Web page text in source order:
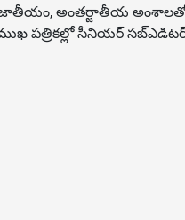
అంత‌ర్జాతీయ
ప‌త్రిక‌ల్లో సీనియ‌ర్‌